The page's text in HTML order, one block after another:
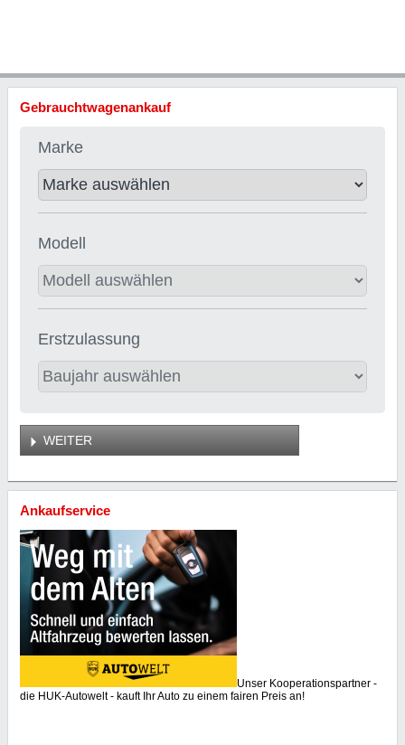
Gebrauchtwagenankauf
Marke
Modell
Erstzulassung
WEITER
Ankaufservice
Unser Kooperationspartner -
die HUK-Autowelt - kauft Ihr Auto zu einem fairen Preis an!